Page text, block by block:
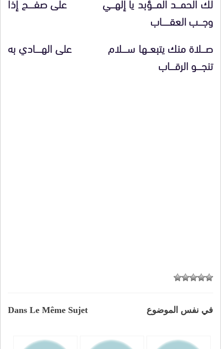
وجــــب العقــــــــاب
صــــلاة منك يتبعـــها ســـــلام على الهــــــادي به
تنجـــــو الرقـــــاب
Dans Le Même Sujet في نفس الموضوع